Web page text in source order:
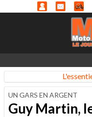
UN GARS EN ARGENT
Guy Martin,